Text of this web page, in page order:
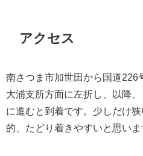
アクセス
南さつま市加世田から国道226
大浦支所方面に左折し、以降
に進むと到着です。少しだけ
的、たどり着きやすいと思いま